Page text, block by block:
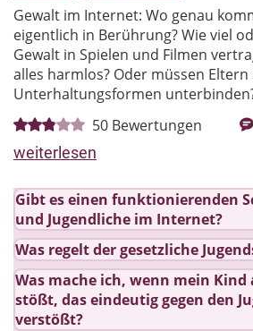
Gewalt im Internet: Wo genau
eigentlich in Berührung? Wie viel
Gewalt in Spielen und Filmen
alles harmlos? Oder müssen
Unterhaltungsformen
50 Bewertungen
weiterlesen
Gibt es einen funktionierenden
und Jugendliche im Internet?
Was regelt der gesetzliche
Was mache ich, wenn mein
stößt, das eindeutig gegen den
verstößt?